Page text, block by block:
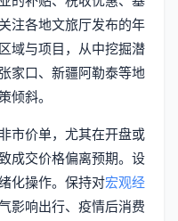
注各地文旅厅发布的年
域与项目，从中挖掘潜
家口、新疆阿勒泰等地
倾斜。
市价单，尤其在开盘或
成交价格偏离预期。设
化操作。保持对宏观经
影响出行、疫情后消费